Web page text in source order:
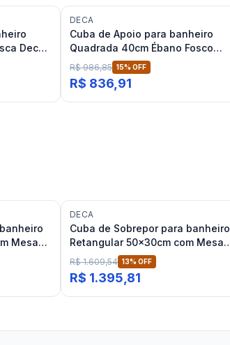
Deca
DECA
Cuba de Apoio para banheiro
Quadrada 40cm Ébano Fosco
Deca L.11040
R$ 986,85 15% OFF
R$ 836,91
Mesa
DECA
Cuba de Sobrepor para banheiro
Retangular 50x30cm com Mesa
Ébano Fosco Deca Slim
R$ 1.609,54 13% OFF
R$ 1.395,81